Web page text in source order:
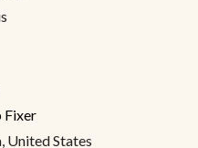
Fixer
United States